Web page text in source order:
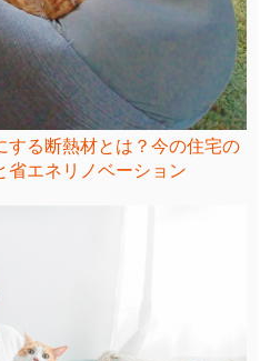
する断熱材とは？今の住宅の
省エネリノベーション